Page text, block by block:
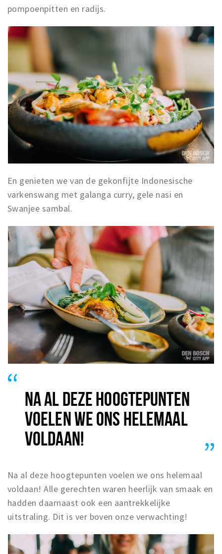
pompoenpitten en radijs.
En genieten we van de gekonfijte Indonesische
varkenswang met galanga curry, gele nasi en
Swanjee sambal.
NA AL DEZE HOOGTEPUNTEN
VOELEN WE ONS HELEMAAL
VOLDAAN!
Na al deze hoogtepunten voelen we ons helemaal
voldaan! Alle gerechten waren heerlijk van smaak en
hadden daarnaast ook een aantrekkelijke
uitstraling. Dit is ver boven onze verwachting!